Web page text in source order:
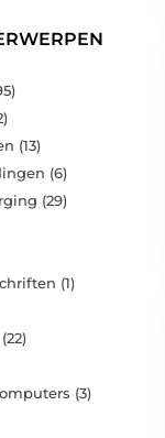
(13)
(6)
(29)
(1)
(22)
(3)